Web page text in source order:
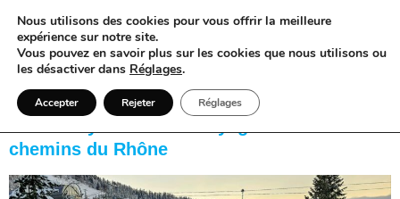
Catégorie :Uncategorized
chemins du Rhône
Nous utilisons des cookies pour vous offrir la meilleure
expérience sur notre site.
Vous pouvez en savoir plus sur les cookies que nous utilisons ou
les désactiver dans Réglages.
Accepter Rejeter Réglages